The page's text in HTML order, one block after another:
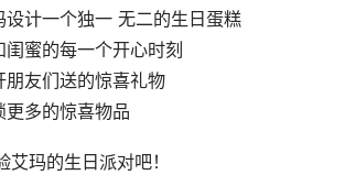
计一个独一 无二的生日蛋糕
蜜的每一个开心时刻
友们送的惊喜礼物
多的惊喜物品
玛的生日派对吧！